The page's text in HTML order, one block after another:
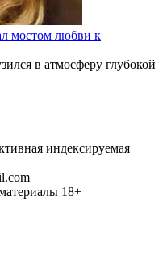
мостом любви к
в атмосферу глубокой
индексируемая
18+